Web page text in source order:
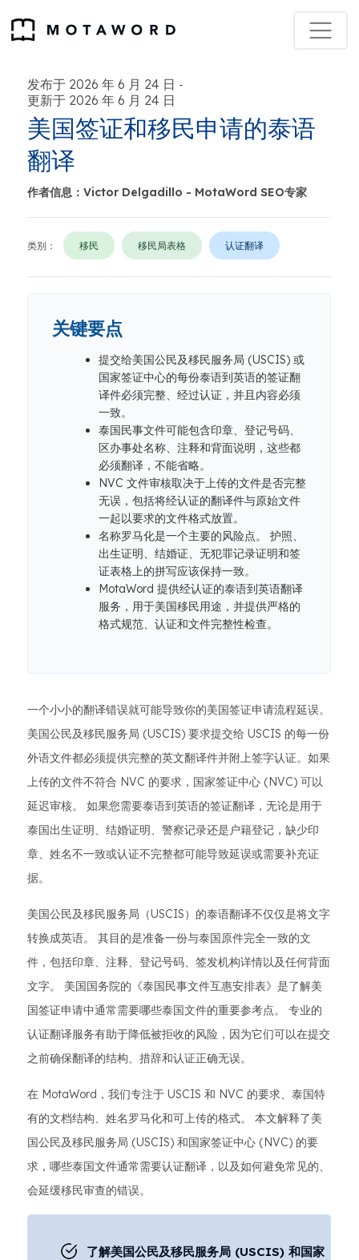
发布于 2026 年 6 月 24 日 -
更新于 2026 年 6 月 24 日
美国签证和移民申请的泰语
翻译
作者信息：Victor Delgadillo - MotaWord SEO专家
类别： 移民 移民局表格 认证翻译
关键要点
提交给美国公民及移民服务局 (USCIS) 或
国家签证中心的每份泰语到英语的签证翻
译件必须完整、经过认证，并且内容必须
一致。
泰国民事文件可能包含印章、登记号码、
区办事处名称、注释和背面说明，这些都
必须翻译，不能省略。
NVC 文件审核取决于上传的文件是否完整
无误，包括将经认证的翻译件与原始文件
一起以要求的文件格式放置。
名称罗马化是一个主要的风险点。 护照、
出生证明、结婚证、无犯罪记录证明和签
证表格上的拼写应该保持一致。
MotaWord 提供经认证的泰语到英语翻译
服务，用于美国移民用途，并提供严格的
格式规范、认证和文件完整性检查。
一个小小的翻译错误就可能导致你的美国签证申请流程延误。
美国公民及移民服务局 (USCIS) 要求提交给 USCIS 的每一份
外语文件都必须提供完整的英文翻译件并附上签字认证。如果
上传的文件不符合 NVC 的要求，国家签证中心 (NVC) 可以
延迟审核。 如果您需要泰语到英语的签证翻译，无论是用于
泰国出生证明、结婚证明、警察记录还是户籍登记，缺少印
章、姓名不一致或认证不完整都可能导致延误或需要补充证
据。
美国公民及移民服务局（USCIS）的泰语翻译不仅仅是将文字
转换成英语。 其目的是准备一份与泰国原件完全一致的文
件，包括印章、注释、登记号码、签发机构详情以及任何背面
文字。 美国国务院的《泰国民事文件互惠安排表》是了解美
国签证申请中通常需要哪些泰国文件的重要参考点。 专业的
认证翻译服务有助于降低被拒收的风险，因为它们可以在提交
之前确保翻译的结构、措辞和认证正确无误。
在 MotaWord，我们专注于 USCIS 和 NVC 的要求、泰国特
有的文档结构、姓名罗马化和可上传的格式。 本文解释了美
国公民及移民服务局 (USCIS) 和国家签证中心 (NVC) 的要
求，哪些泰国文件通常需要认证翻译，以及如何避免常见的、
会延缓移民审查的错误。
了解美国公民及移民服务局 (USCIS) 和国家